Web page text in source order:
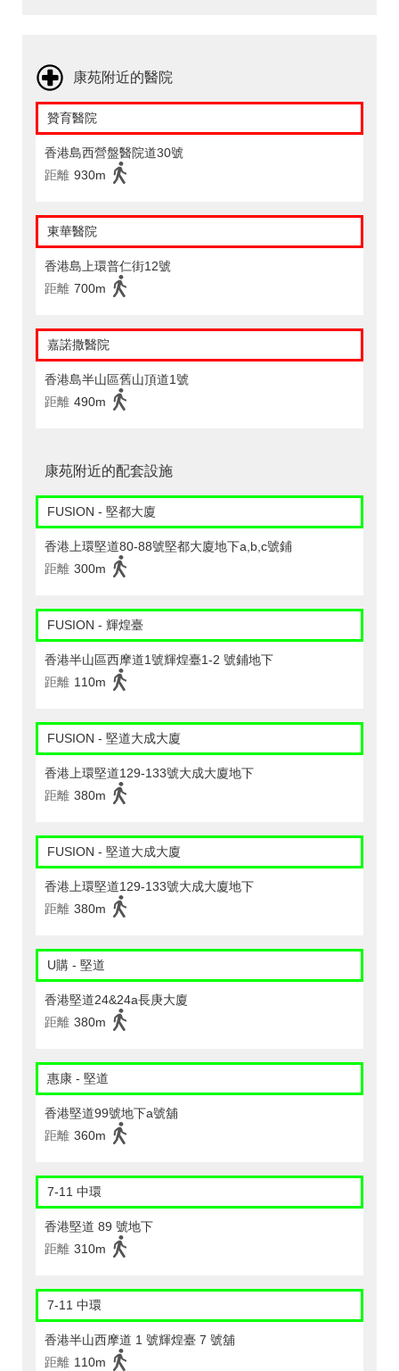
康苑附近的醫院
贊育醫院
香港島西營盤醫院道30號
距離 930m
東華醫院
香港島上環普仁街12號
距離 700m
嘉諾撒醫院
香港島半山區舊山頂道1號
距離 490m
康苑附近的配套設施
FUSION - 堅都大廈
香港上環堅道80-88號堅都大廈地下a,b,c號鋪
距離 300m
FUSION - 輝煌臺
香港半山區西摩道1號輝煌臺1-2 號鋪地下
距離 110m
FUSION - 堅道大成大廈
香港上環堅道129-133號大成大廈地下
距離 380m
FUSION - 堅道大成大廈
香港上環堅道129-133號大成大廈地下
距離 380m
U購 - 堅道
香港堅道24&24a長庚大廈
距離 380m
惠康 - 堅道
香港堅道99號地下a號舖
距離 360m
7-11 中環
香港堅道 89 號地下
距離 310m
7-11 中環
香港半山西摩道 1 號輝煌臺 7 號舖
距離 110m